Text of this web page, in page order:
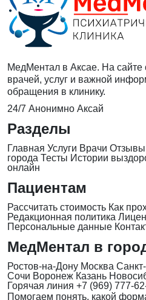
МедМентал в Аксае. На сайте
врачей, услуг и важной
обращения в клинику.
24/7 Анонимно Аксай
Разделы
Главная Услуги Врачи Отзывы
города Тесты Истории
онлайн
Пациентам
Рассчитать стоимость Как
Редакционная политика
Персональные данные
МедМентал в
Ростов-на-Дону Москва
Сочи Воронеж Казань
Горячая линия +7 (969) 777-
Помогаем понять, какой